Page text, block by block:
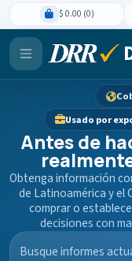
$ 0.00 (0)
Usado por
Antes de
Obtenga información
de Latinoamérica y el
comprar o
decisiones con
Busque informes